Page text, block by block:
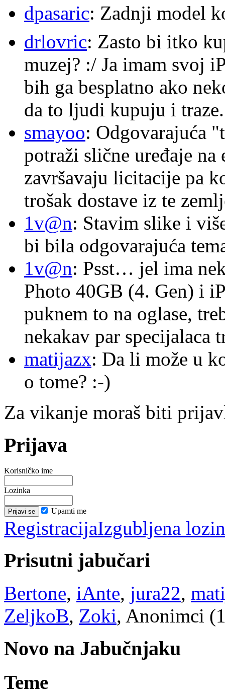
dpasaric: Zadnji model
drlovric: Zasto bi itko
muzej? :/ Ja imam svoj
bih ga besplatno ako
da to ljudi kupuju i traze.
smayoo: Odgovarajuća
potraži slične uređaje
završavaju licitacije pa
trošak dostave iz te
1v@n: Stavim slike i
bi bila odgovarajuća
1v@n: Psst… jel ima
Photo 40GB (4. Gen) i
puknem to na oglase,
nekakav par
matijazx: Da li može u
o tome? :-)
Za vikanje moraš biti
Prijava
Korisničko ime
Lozinka
Upamti me
RegistracijaIzgubljena
Prisutni jabučari
Bertone, iAnte, jura22,
ZeljkoB, Zoki, Anonimci
Novo na Jabučnjaku
Teme